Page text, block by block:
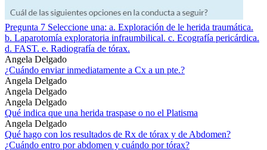
Pregunta 7 Seleccione una: a. Exploración de le herida traumática.
b. Laparotomía exploratoria infraumbilical. c. Ecografía pericárdica.
d. FAST. e. Radiografía de tórax.
Angela Delgado
¿Cuándo enviar inmediatamente a Cx a un pte.?
Angela Delgado
Angela Delgado
Angela Delgado
Qué indica que una herida traspase o no el Platisma
Angela Delgado
Qué hago con los resultados de Rx de tórax y de Abdomen?
¿Cuándo entro por abdomen y cuándo por tórax?